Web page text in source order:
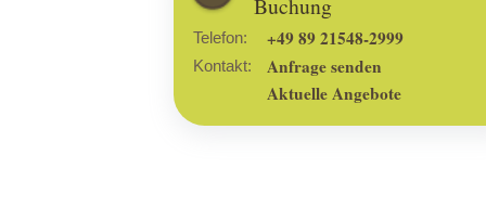
Buchung
Telefon: +49 89 21548-2999
Kontakt:
Anfrage senden
Aktuelle Angebote